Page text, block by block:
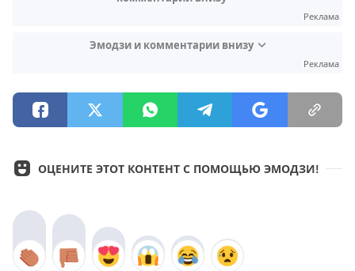
Реклама
Эмодзи и комментарии внизу
Реклама
ОЦЕНИТЕ ЭТОТ КОНТЕНТ С ПОМОЩЬЮ ЭМОДЗИ!